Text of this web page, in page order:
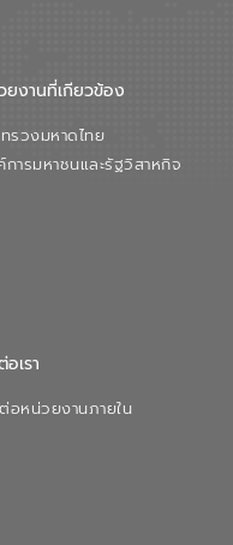
ยงานที่เกียวข้อง
ทรวงมหาดไทย
ารมหาชนและรัฐวิสาหกิจ
เรา
อหน่วยงานภายใน